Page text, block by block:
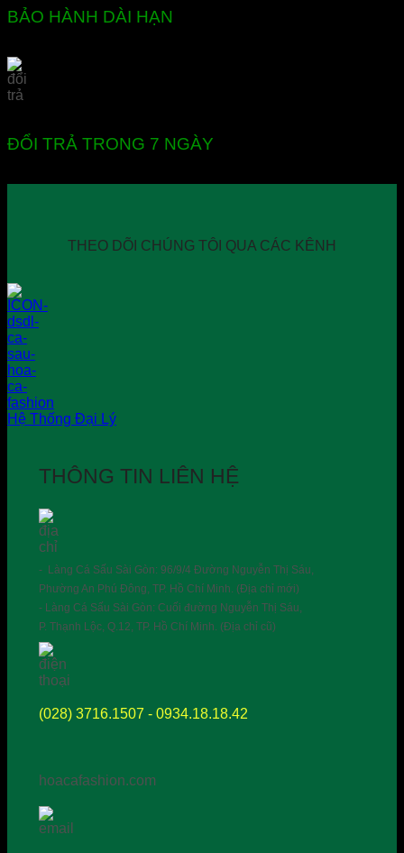
BẢO HÀNH DÀI HẠN
ĐỔI TRẢ TRONG 7 NGÀY
THEO DÕI CHÚNG TÔI QUA CÁC KÊNH
Hệ Thống Đại Lý
THÔNG TIN LIÊN HỆ
- Làng Cá Sấu Sài Gòn: 96/9/4 Đường Nguyễn Thị Sáu,
Phường An Phú Đông, TP. Hồ Chí Minh. (Địa chỉ mới)
- Làng Cá Sấu Sài Gòn: Cuối đường Nguyễn Thị Sáu,
P. Thạnh Lộc, Q.12, TP. Hồ Chí Minh. (Địa chỉ cũ)
(028) 3716.1507 - 0934.18.18.42
hoacafashion.com